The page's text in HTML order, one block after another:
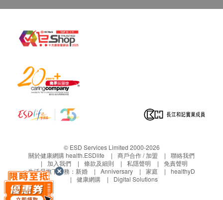
© ESD Services Limited 2000-2026
關於健康網購 health.ESDlife
商戶合作 / 加盟
聯絡我們
加入我們
條款及細則 私隱聲明
免責聲明
生活易旗下業務： 新婚 Anniversary 家庭
healthyD
健康網購
Digital Solutions